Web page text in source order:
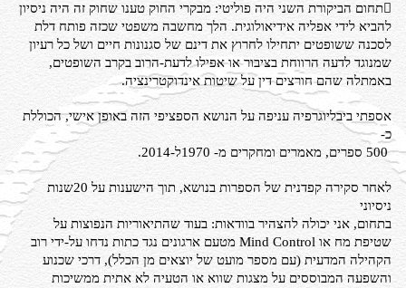
תחום הביקורת השני היה פוליטי: מבקרי החוק טענו שחוק זה היה ניסיון
להביא לידי אפליה אידיאולוגית. הלך מחשבה משפטי שכזה פותח דלת
לסכנה ששופטים יתחילו לחרוץ את דינם של סגנונות חיים ושל כל רעיון
שמנוגד לדעה הרווחת בציבור או אפילו לדעת-הרוב בקרב השופטים,
באמתלה שהם חורצים דין על שיטות אינדוקטרינציה.
אספתי ביבליוגרפיה עניפה על הנושא הספציפי הזה באופן אישי, הכוללת
כ-
500 ספרים, מאמרים ומחקרים מ- 1970ל-
2014.
לאחר סקירה קפדנית של הספרות בנושא, תוך הישענות על 20שנות
ניסיוני
בתחום, אני יכולה להצהיר בוודאות: בעוד שהתיאוריות הנפוצות על
שטיפת מח
או Mind Control מטעם ארגונים נגד כתות נדחו על-ידי רוב
הקהילה המדעית (עם מספר מועט של יוצאים מן הכלל), דרכי שכנוע
והשפעה המבוססים על מצגות שווא או הטעיה לא אתית ממשיכות